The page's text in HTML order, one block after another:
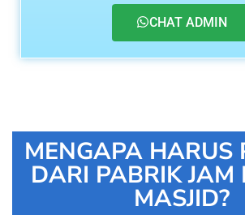
CHAT ADMIN
MENGAPA HARUS
DARI PABRIK JAM
MASJID?